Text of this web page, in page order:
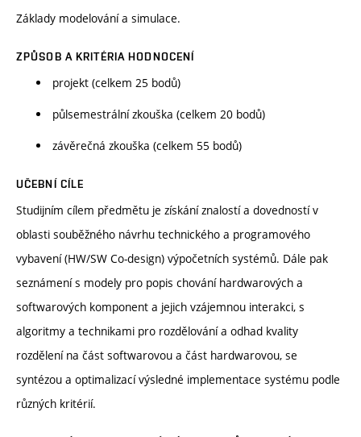
Základy modelování a simulace.
ZPŮSOB A KRITÉRIA HODNOCENÍ
projekt (celkem 25 bodů)
půlsemestrální zkouška (celkem 20 bodů)
závěrečná zkouška (celkem 55 bodů)
UČEBNÍ CÍLE
Studijním cílem předmětu je získání znalostí a dovedností v
oblasti souběžného návrhu technického a programového
vybavení (HW/SW Co-design) výpočetních systémů. Dále pak
seznámení s modely pro popis chování hardwarových a
softwarových komponent a jejich vzájemnou interakci, s
algoritmy a technikami pro rozdělování a odhad kvality
rozdělení na část softwarovou a část hardwarovou, se
syntézou a optimalizací výsledné implementace systému podle
různých kritérií.